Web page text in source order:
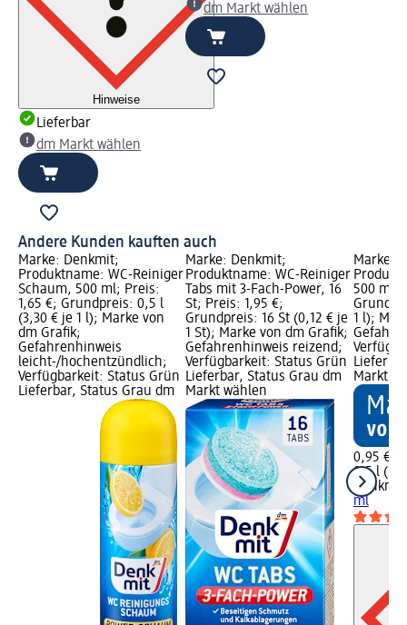
Hinweise
Lieferbar
dm Markt wählen
dm Markt wählen
Andere Kunden kauften auch
Marke: Denkmit;
Produktname: WC-Reiniger
Schaum, 500 ml; Preis:
1,65 €; Grundpreis: 0,5 l
(3,30 € je 1 l); Marke von
dm Grafik;
Gefahrenhinweis
leicht-/hochentzündlich;
Verfügbarkeit: Status Grün
Lieferbar, Status Grau dm
Marke: Denkmit;
Produktname: WC-Reiniger
Tabs mit 3-Fach-Power, 16
St; Preis: 1,95 €;
Grundpreis: 16 St (0,12 € je
1 St); Marke von dm Grafik;
Gefahrenhinweis reizend;
Verfügbarkeit: Status Grün
Lieferbar, Status Grau dm
Markt wählen
Marke:
500 ml;
1 l);
Markt
0,95 €
0,5 l
Denkmit
ml